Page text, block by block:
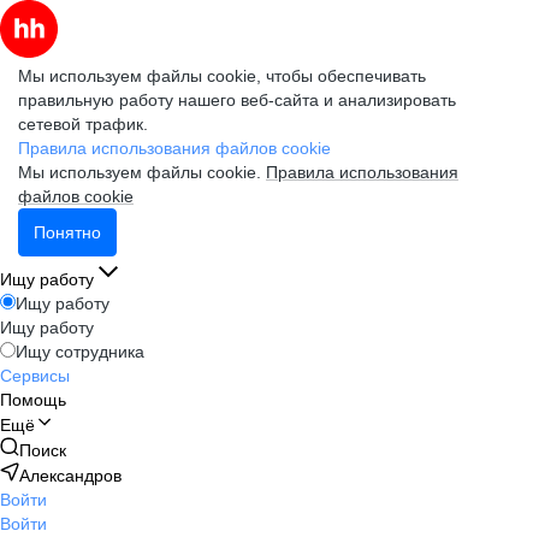
Мы используем файлы cookie, чтобы обеспечивать
правильную работу нашего веб-сайта и анализировать
сетевой трафик.
Правила использования файлов cookie
Мы используем файлы cookie. Правила использования
файлов cookie
Понятно
Ищу работу
Ищу работу
Ищу работу
Ищу сотрудника
Сервисы
Помощь
Ещё
Поиск
Александров
Войти
Войти